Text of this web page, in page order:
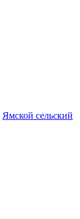
Ямской сельский